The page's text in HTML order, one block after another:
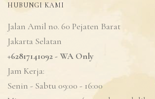
HUBUNGI KAMI
Jalan Amil no. 60 Pejaten Barat
Jakarta Selatan
+62817141092 - WA Only
Jam Kerja:
Senin - Sabtu 09:00 - 16:00